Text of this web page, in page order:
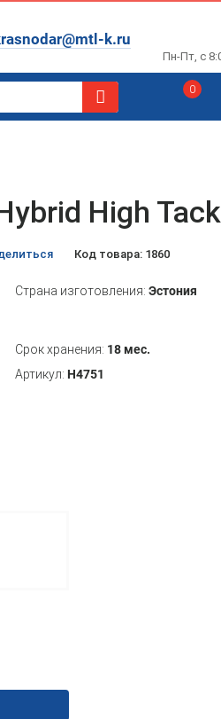
k.ru
Пн-Пт, с
0
High
Код товара: 1860
Страна изготовления: Эстония
Срок хранения: 18 мес.
Артикул: H4751